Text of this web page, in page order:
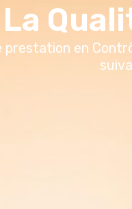
La
prestation en